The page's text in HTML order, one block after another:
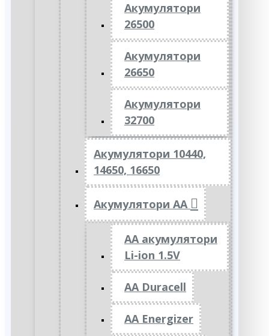
Акумулятори
26500
Акумулятори
26650
Акумулятори
32700
Акумулятори 10440,
14650, 16650
Акумулятори АА
AA акумулятори
Li-ion 1.5V
AA Duracell
AA Energizer